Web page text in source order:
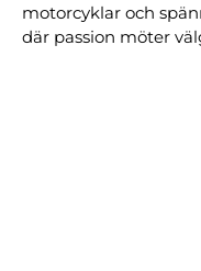
motorcyklar och
där passion möter